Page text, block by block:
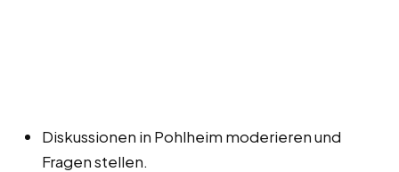
Diskussionen in Pohlheim moderieren und
Fragen stellen.